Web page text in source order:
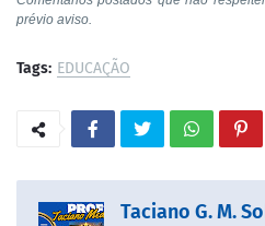
prévio aviso.
Tags: EDUCAÇÃO
Taciano G. M.